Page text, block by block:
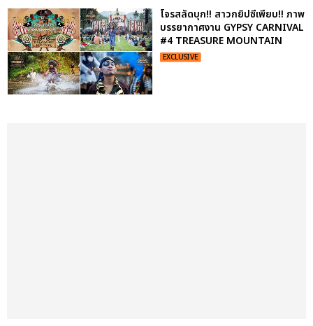
โจรสลัดบุก!! สาวกยิปซีเพียบ!! ภาพ
บรรยากาศงาน GYPSY CARNIVAL
#4 TREASURE MOUNTAIN
EXCLUSIVE